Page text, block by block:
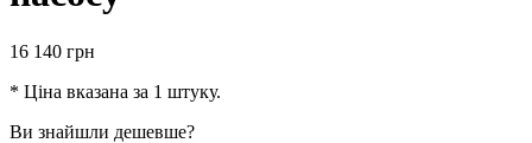
16 140 грн
* Ціна вказана за 1 штуку.
Ви знайшли дешевше?